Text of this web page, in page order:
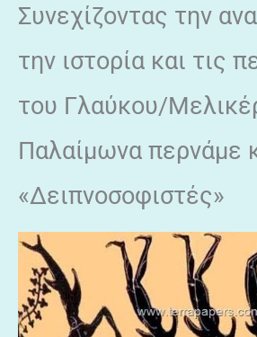
Συνεχίζοντας την
την ιστορία και τις
του Γλαύκου/
Παλαίμωνα περνάμε
«Δειπνοσοφιστές»